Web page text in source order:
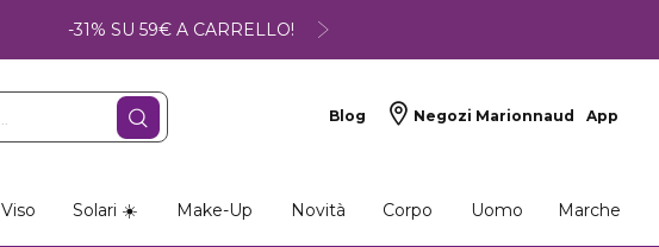
-31% SU 59€ A CARRELLO!
Blog Negozi Marionnaud App
Viso Solari ☀️ Make-Up Novità Corpo Uomo Marche